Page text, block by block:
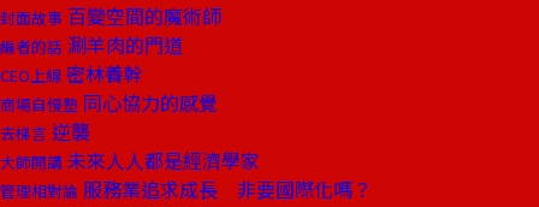
封面故事 百變空間的魔術師
編者的話 涮羊肉的門道
CEO上線 密林養幹
商場自慢塾 同心協力的感覺
去梯言 逆襲
大師開講 未來人人都是經濟學家
管理相對論 服務業追求成長 非要國際化嗎？